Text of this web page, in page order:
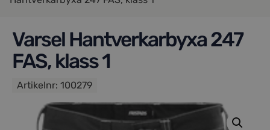
Varsel Hantverkarbyxa 247
FAS, klass 1
Artikelnr: 100279